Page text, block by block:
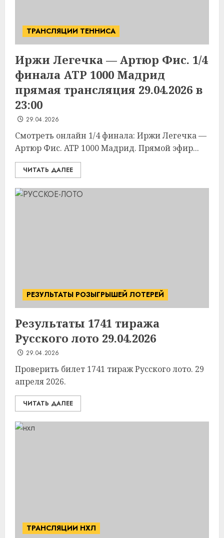
ТРАНСЛЯЦИИ ТЕННИСА
Иржи Легечка — Артюр Фис. 1/4
финала ATP 1000 Мадрид
прямая трансляция 29.04.2026 в
23:00
29.04.2026
Смотреть онлайн 1/4 финала: Иржи Легечка —
Артюр Фис. ATP 1000 Мадрид. Прямой эфир...
ЧИТАТЬ ДАЛЕЕ
РЕЗУЛЬТАТЫ РОЗЫГРЫШЕЙ ЛОТЕРЕЙ
Результаты 1741 тиража
Русского лото 29.04.2026
29.04.2026
Проверить билет 1741 тираж Русского лото. 29
апреля 2026.
ЧИТАТЬ ДАЛЕЕ
ТРАНСЛЯЦИИ НХЛ